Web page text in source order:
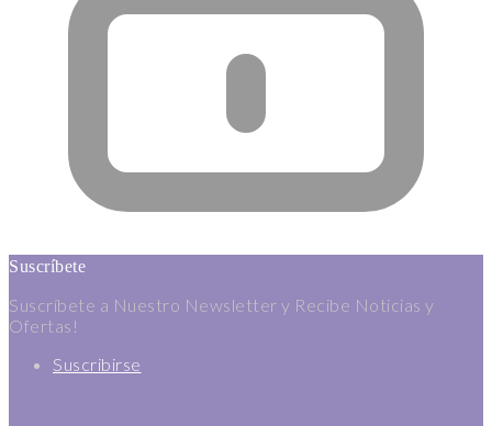
Suscríbete
Suscríbete a Nuestro Newsletter y Recibe Noticias y
Ofertas!
Suscribirse